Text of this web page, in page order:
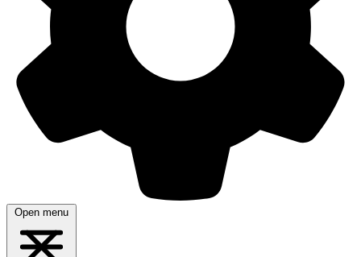
Open menu